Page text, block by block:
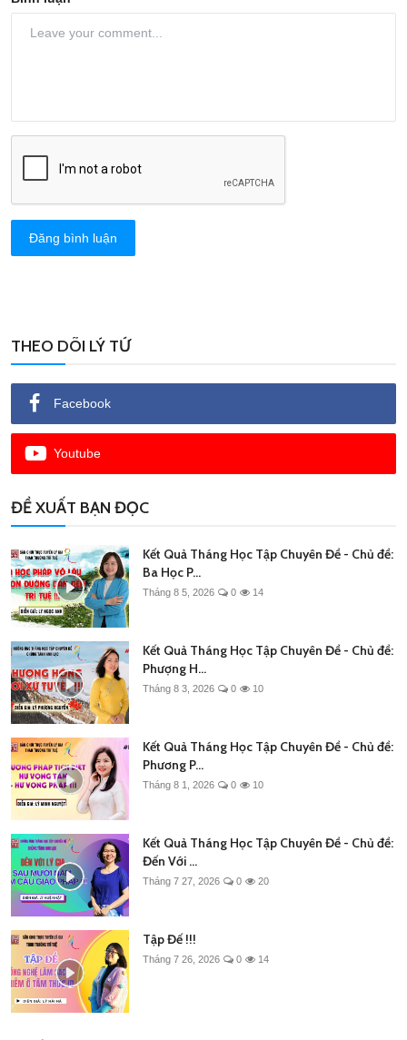
Đăng bình luận
THEO DÕI LÝ TỨ
Facebook
Youtube
ĐỀ XUẤT BẠN ĐỌC
Kết Quả Tháng Học Tập Chuyên Đề - Chủ đề:
Ba Học P...
Tháng 8 5, 2026 0 14
Kết Quả Tháng Học Tập Chuyên Đề - Chủ đề:
Phượng H...
Tháng 8 3, 2026 0 10
Kết Quả Tháng Học Tập Chuyên Đề - Chủ đề:
Phương P...
Tháng 8 1, 2026 0 10
Kết Quả Tháng Học Tập Chuyên Đề - Chủ đề:
Đến Với ...
Tháng 7 27, 2026 0 20
Tập Đế !!!
Tháng 7 26, 2026 0 14